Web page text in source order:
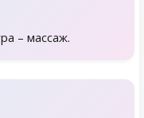
– массаж.